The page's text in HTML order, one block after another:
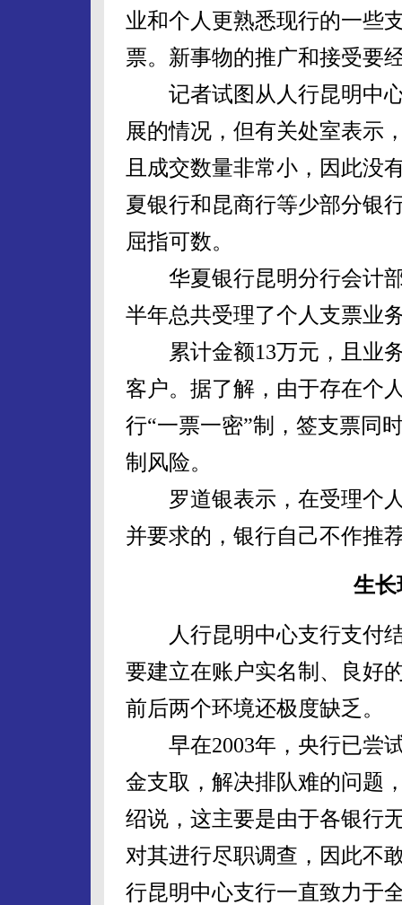
业和个人更熟悉现行的一些
票。新事物的推广和接受要
记者试图从人行昆明中心
展的情况，但有关处室表示
且成交数量非常小，因此没
夏银行和昆商行等少部分银
屈指可数。
华夏银行昆明分行会计部
半年总共受理了个人支票业
累计金额13万元，且业务
客户。据了解，由于存在个
行“一票一密”制，签支票同
制风险。
罗道银表示，在受理个人
并要求的，银行自己不作推
生长
人行昆明中心支行支付结
要建立在账户实名制、良好
前后两个环境还极度缺乏。
早在2003年，央行已尝试
金支取，解决排队难的问题
绍说，这主要是由于各银行
对其进行尽职调查，因此不
行昆明中心支行一直致力于